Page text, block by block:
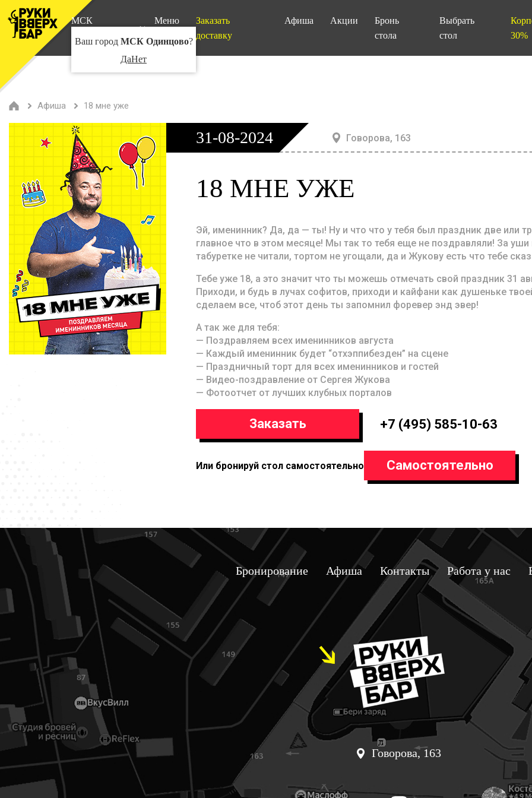
МСК
Ваш город МСК Одинцово?
ДаНет
Меню
Заказать
доставку
Афиша Акции
Бронь
стола
Выбрать
стол
30%
Афиша 18 мне уже
31-08-2024 Говорова, 163
18 МНЕ УЖЕ
Эй, именинник? Да, да — ты! Ну и что что у тебя был праздник две или
главное что в этом месяце! Мы так то тебя еще не поздравляли! За уши
табуретке не читали, тортом не угощали, да и Жукову есть что тебе
Тебе уже 18, а это значит что ты можешь отмечать свой праздник 31
Приходи, и будь в лучах софитов, приходи и кайфани как душеньке
сделаем все, чтоб этот день ты запомнил форевер энд эвер!
А так же для тебя:
— Поздравляем всех именинников августа
— Каждый именинник будет “отхэппибезден” на сцене
— Праздничный торт для всех именинников и гостей
— Видео-поздравление от Сергея Жукова
— Фотоотчет от лучших клубных порталов
Заказать +7 (495) 585-10-63
Или бронируй стол самостоятельно Самостоятельно
Бронирование Афиша Контакты Работа у нас
Говорова, 163